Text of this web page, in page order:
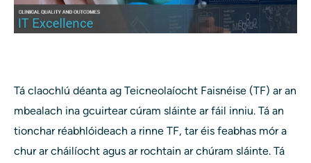
Tá claochlú déanta ag Teicneolaíocht Faisnéise (TF) ar an
mbealach ina gcuirtear cúram sláinte ar fáil inniu. Tá an
tionchar réabhlóideach a rinne TF, tar éis feabhas mór a
chur ar cháilíocht agus ar rochtain ar chúram sláinte. Tá